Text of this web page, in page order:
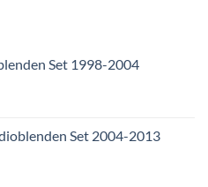
Set 1998-2004
Set 2004-2013